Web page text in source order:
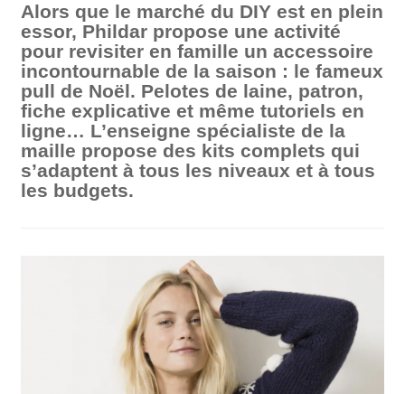
Alors que le marché du DIY est en plein
essor, Phildar propose une activité
pour revisiter en famille un accessoire
incontournable de la saison : le fameux
pull de Noël. Pelotes de laine, patron,
fiche explicative et même tutoriels en
ligne… L’enseigne spécialiste de la
maille propose des kits complets qui
s’adaptent à tous les niveaux et à tous
les budgets.